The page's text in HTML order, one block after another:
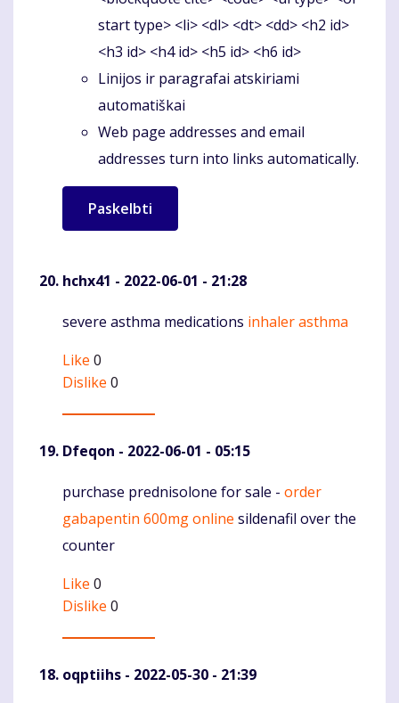
start type> <li> <dl> <dt> <dd> <h2 id>
<h3 id> <h4 id> <h5 id> <h6 id>
Linijos ir paragrafai atskiriami
automatiškai
Web page addresses and email
addresses turn into links automatically.
hchx41 - 2022-06-01 - 21:28
Komentaras
severe asthma medications inhaler asthma
Like 0
Dislike 0
Dfeqon - 2022-06-01 - 05:15
Komentaras
purchase prednisolone for sale - order
gabapentin 600mg online sildenafil over the
counter
Like 0
Dislike 0
oqptiihs - 2022-05-30 - 21:39